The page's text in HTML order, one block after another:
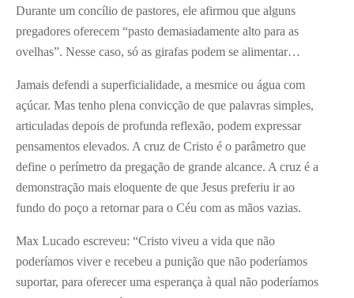
Durante um concílio de pastores, ele afirmou que alguns
pregadores oferecem “pasto demasiadamente alto para as
ovelhas”. Nesse caso, só as girafas podem se alimentar…
Jamais defendi a superficialidade, a mesmice ou água com
açúcar. Mas tenho plena convicção de que palavras simples,
articuladas depois de profunda reflexão, podem expressar
pensamentos elevados. A cruz de Cristo é o parâmetro que
define o perímetro da pregação de grande alcance. A cruz é a
demonstração mais eloquente de que Jesus preferiu ir ao
fundo do poço a retornar para o Céu com as mãos vazias.
Max Lucado escreveu: “Cristo viveu a vida que não
poderíamos viver e recebeu a punição que não poderíamos
suportar, para oferecer uma esperança à qual não poderíamos